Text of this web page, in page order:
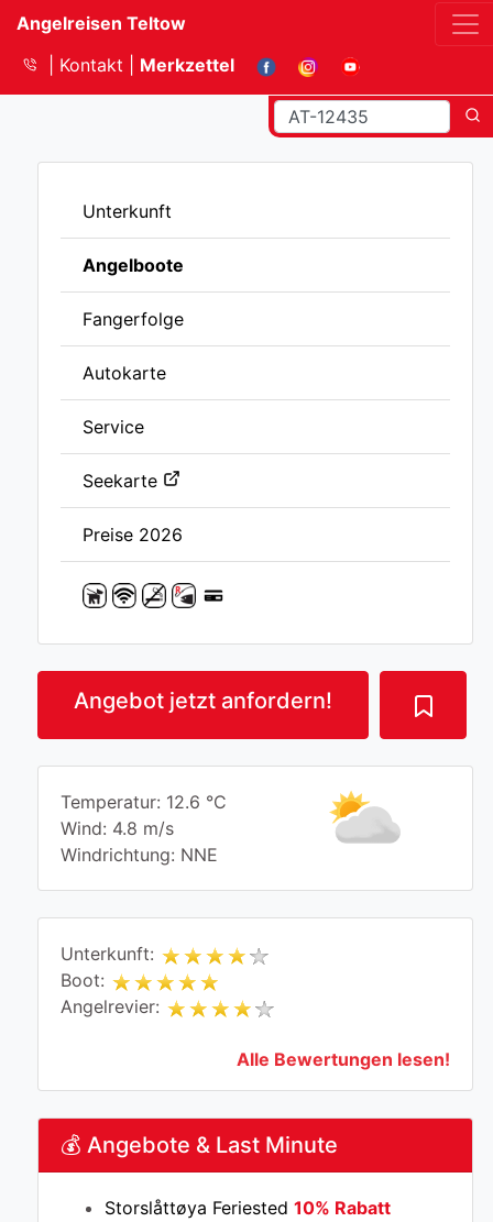
Angelreisen Teltow
Kontakt
Merkzettel
Unterkunft
Angelboote
Fangerfolge
Autokarte
Service
Seekarte
Preise 2026
Angebot jetzt anfordern!
Temperatur: 12.6 °C
Wind: 4.8 m/s
Windrichtung: NNE
Unterkunft:
Boot:
Angelrevier:
Alle Bewertungen lesen!
💰 Angebote & Last Minute
Storslåttøya Feriested 10% Rabatt